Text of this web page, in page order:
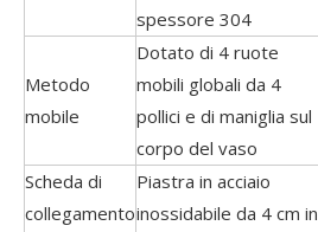
spessore 304
Metodo
mobile
Dotato di 4 ruote
mobili globali da 4
pollici e di maniglia sul
corpo del vaso
Scheda di
collegamento
Piastra in acciaio
inossidabile da 4 cm in